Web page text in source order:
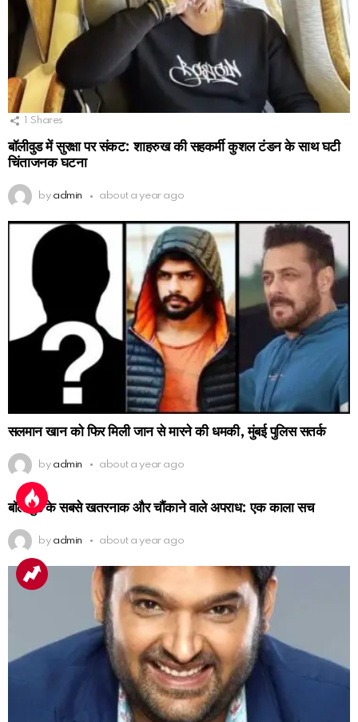
Shares
बॉलीवुड में सुरक्षा पर संकट: शाहरुख की सहकर्मी कुशल टंडन के साथ घटी
चिंताजनक घटना
by admin about a year ago
सलमान खान को फिर मिली जान से मारने की धमकी, मुंबई पुलिस सतर्क
by admin about a year ago
बॉलीवुड के सबसे खतरनाक और चौंकाने वाले अपराध: एक काला सच
by admin about a year ago